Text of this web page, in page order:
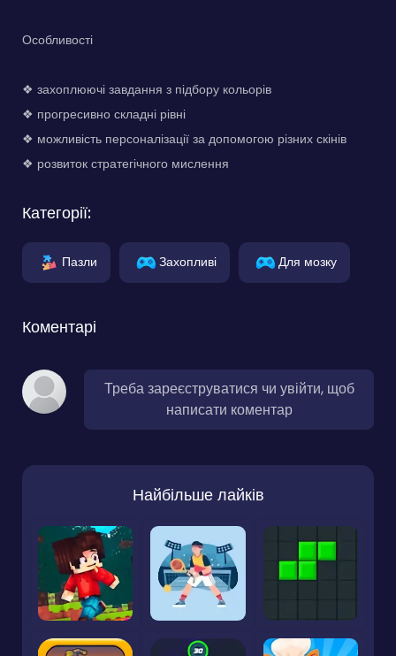
Особливості
❖ захоплюючі завдання з підбору кольорів
❖ прогресивно складні рівні
❖ можливість персоналізації за допомогою різних скінів
❖ розвиток стратегічного мислення
Категорії:
Пазли Захопливі Для мозку
Коментарі
Треба зареєструватися чи увійти, щоб
написати коментар
Найбільше лайків